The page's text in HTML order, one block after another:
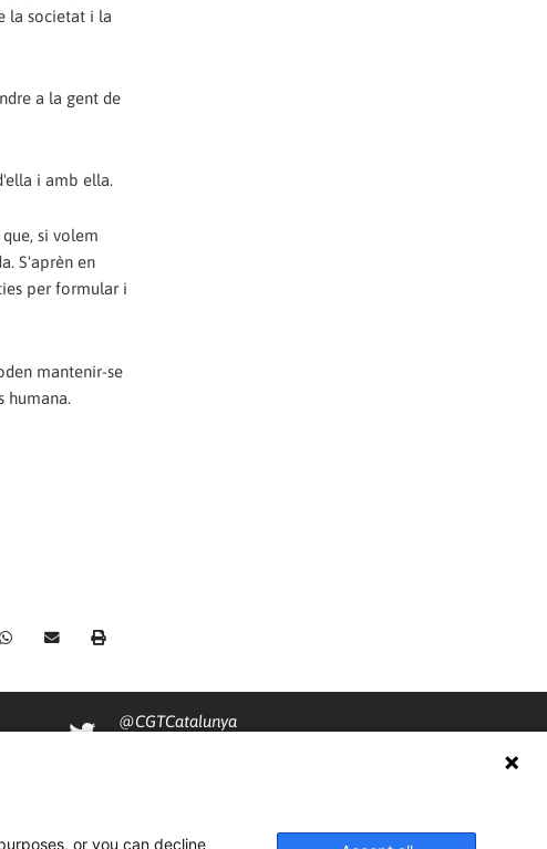
la societat i la
a la gent de
i amb ella.
si volem
S'aprèn en
per formular i
mantenir-se
humana.
@CGTCatalunya
cgtcatalunya
or you can decline